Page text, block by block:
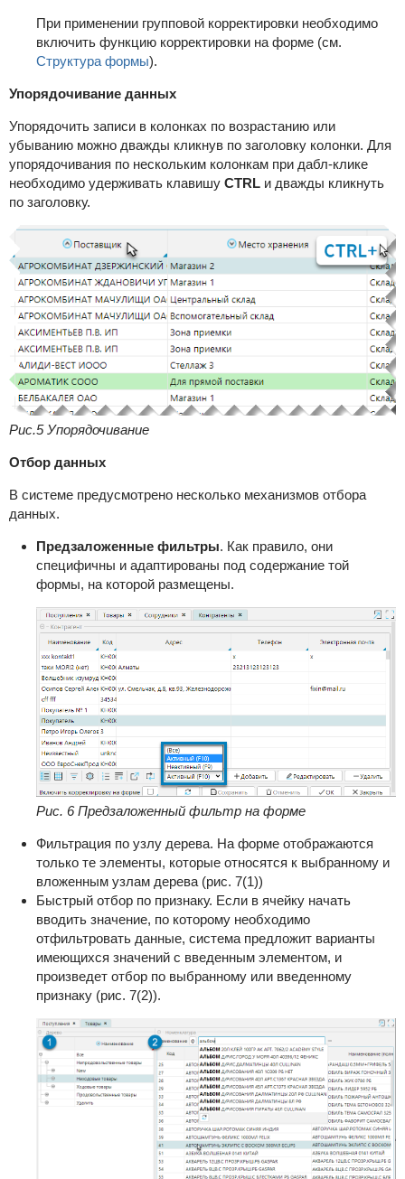
При применении групповой корректировки необходимо
включить функцию корректировки на форме (см.
Структура формы).
Упорядочивание данных
Упорядочить записи в колонках по возрастанию или
убыванию можно дважды кликнув по заголовку колонки. Для
упорядочивания по нескольким колонкам при дабл-клике
необходимо удерживать клавишу CTRL и дважды кликнуть
по заголовку.
Рис.5 Упорядочивание
Отбор данных
В системе предусмотрено несколько механизмов отбора
данных.
Предзаложенные фильтры. Как правило, они
специфичны и адаптированы под содержание той
формы, на которой размещены.
Рис. 6 Предзаложенный фильтр на форме
Фильтрация по узлу дерева. На форме отображаются
только те элементы, которые относятся к выбранному и
вложенным узлам дерева (рис. 7(1))
Быстрый отбор по признаку. Если в ячейку начать
вводить значение, по которому необходимо
отфильтровать данные, система предложит варианты
имеющихся значений с введенным элементом, и
произведет отбор по выбранному или введенному
признаку (рис. 7(2)).